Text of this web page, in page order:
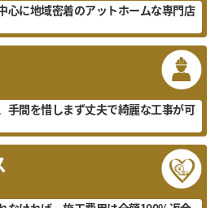
心に地域密着のアットホームな専門店
手間を惜しまず丈夫で綺麗な工事が可